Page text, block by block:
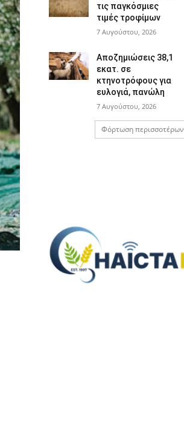
τις παγκόσμιες
τιμές τροφίμων
7 Αυγούστου, 2026
Αποζημιώσεις 38,1
εκατ. σε
κτηνοτρόφους για
ευλογιά, πανώλη
7 Αυγούστου, 2026
Φόρτωση περισσοτέρων